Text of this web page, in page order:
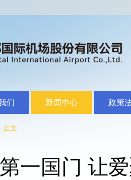
们 新闻中心 政策
正文
一国门 让